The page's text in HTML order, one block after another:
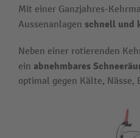
Mit einer Ganzjahres-
Aussenanlagen schnell und
Neben einer rotierenden
ein abnehmbares
optimal gegen Kälte, Nässe,